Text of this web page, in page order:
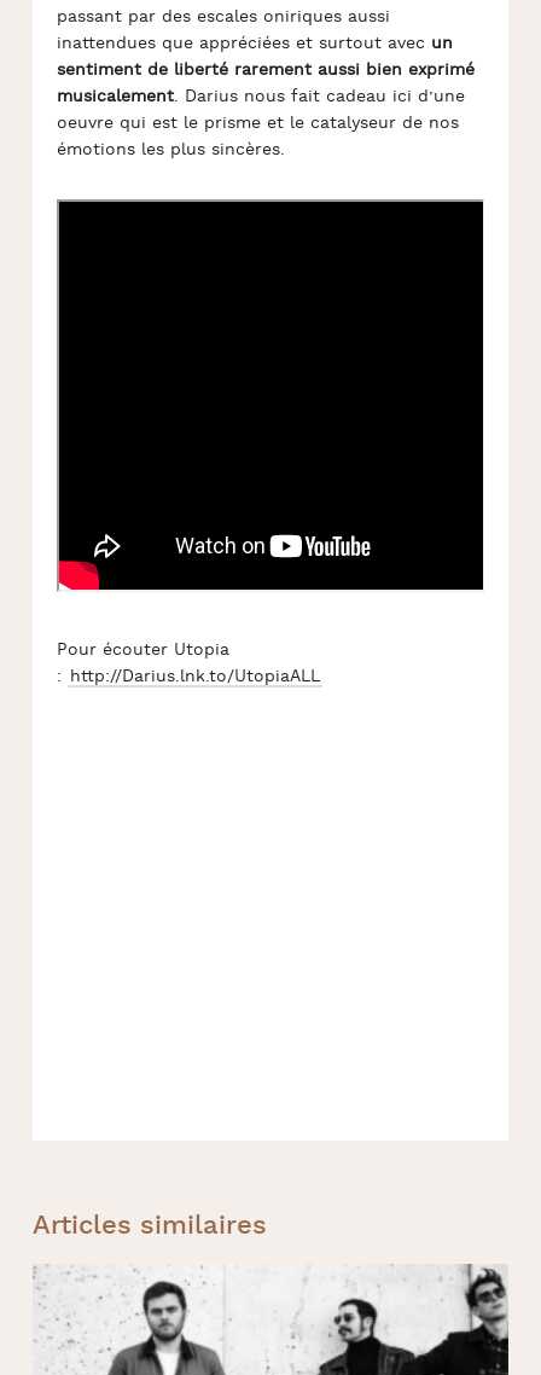
passant par des escales oniriques aussi
inattendues que appréciées et surtout avec un
sentiment de liberté rarement aussi bien exprimé
musicalement. Darius nous fait cadeau ici d’une
oeuvre qui est le prisme et le catalyseur de nos
émotions les plus sincères.
Pour écouter Utopia
: http://Darius.lnk.to/UtopiaALL
Articles similaires